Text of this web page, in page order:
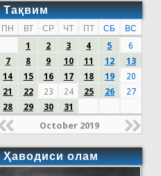
Тақвим
ПН ВТ СР ЧТ ПТ СБ
ВС
1
2 3 4 5
6
7
8 9 10 11 12
13
14
15 16 17 18 19
20
21
22 23 24 25 26
27
28
29 30 31
October 2019
Ҳаводиси олам